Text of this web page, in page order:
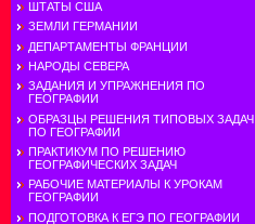
ШТАТЫ США
ЗЕМЛИ ГЕРМАНИИ
ДЕПАРТАМЕНТЫ ФРАНЦИИ
НАРОДЫ СЕВЕРА
ЗАДАНИЯ И УПРАЖНЕНИЯ ПО
ГЕОГРАФИИ
ОБРАЗЦЫ РЕШЕНИЯ ТИПОВЫХ ЗАДАЧ
ПО ГЕОГРАФИИ
ПРАКТИКУМ ПО РЕШЕНИЮ
ГЕОГРАФИЧЕСКИХ ЗАДАЧ
РАБОЧИЕ МАТЕРИАЛЫ К УРОКАМ
ГЕОГРАФИИ
ПОДГОТОВКА К ЕГЭ ПО ГЕОГРАФИИ